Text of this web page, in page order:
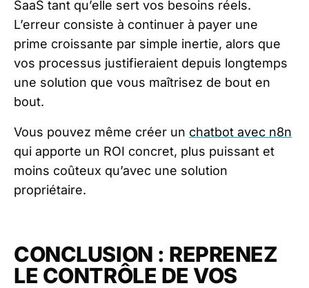
SaaS tant qu’elle sert vos besoins réels.
L’erreur consiste à continuer à payer une
prime croissante par simple inertie, alors que
vos processus justifieraient depuis longtemps
une solution que vous maîtrisez de bout en
bout.
Vous pouvez même créer un chatbot avec n8n
qui apporte un ROI concret, plus puissant et
moins coûteux qu’avec une solution
propriétaire.
CONCLUSION : REPRENEZ
LE CONTRÔLE DE VOS